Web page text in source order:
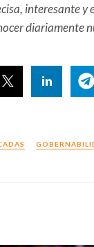
interesante y
diariamente